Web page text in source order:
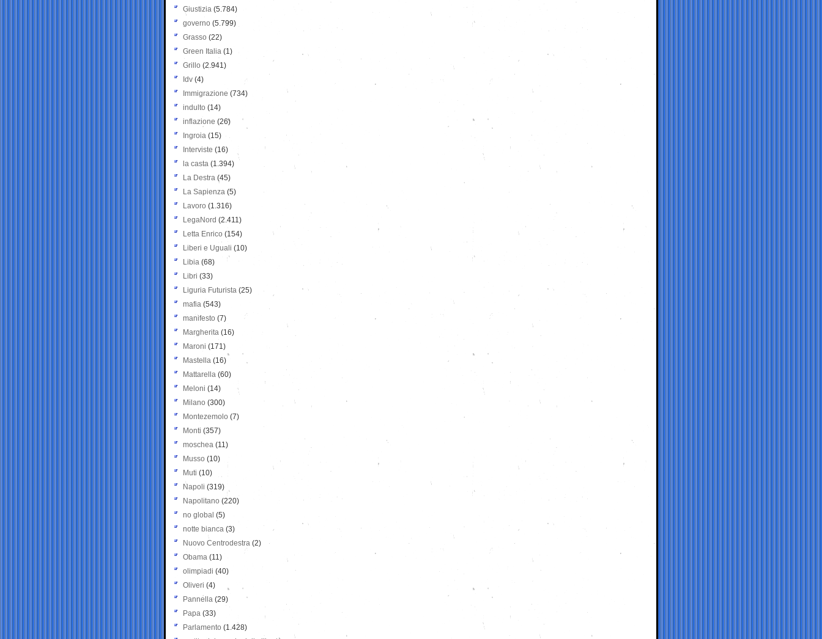
Giustizia (5.784)
governo (5.799)
Grasso (22)
Green Italia (1)
Grillo (2.941)
Idv (4)
Immigrazione (734)
indulto (14)
inflazione (26)
Ingroia (15)
Interviste (16)
la casta (1.394)
La Destra (45)
La Sapienza (5)
Lavoro (1.316)
LegaNord (2.411)
Letta Enrico (154)
Liberi e Uguali (10)
Libia (68)
Libri (33)
Liguria Futurista (25)
mafia (543)
manifesto (7)
Margherita (16)
Maroni (171)
Mastella (16)
Mattarella (60)
Meloni (14)
Milano (300)
Montezemolo (7)
Monti (357)
moschea (11)
Musso (10)
Muti (10)
Napoli (319)
Napolitano (220)
no global (5)
notte bianca (3)
Nuovo Centrodestra (2)
Obama (11)
olimpiadi (40)
Oliveri (4)
Pannella (29)
Papa (33)
Parlamento (1.428)